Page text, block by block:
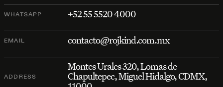
WHATSAPP +52 55 5520 4000
EMAIL contacto@rojkind.com.mx
ADDRESS
Montes Urales 320, Lomas de
Chapultepec, Miguel Hidalgo, CDMX,